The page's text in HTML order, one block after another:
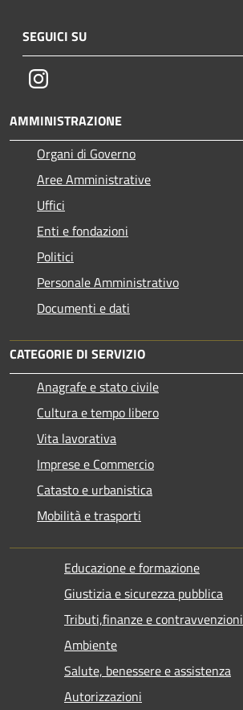
SEGUICI SU
Instagram
AMMINISTRAZIONE
Organi di Governo
Aree Amministrative
Uffici
Enti e fondazioni
Politici
Personale Amministrativo
Documenti e dati
CATEGORIE DI SERVIZIO
Anagrafe e stato civile
Cultura e tempo libero
Vita lavorativa
Imprese e Commercio
Catasto e urbanistica
Mobilità e trasporti
Educazione e formazione
Giustizia e sicurezza pubblica
Tributi,finanze e contravvenzioni
Ambiente
Salute, benessere e assistenza
Autorizzazioni